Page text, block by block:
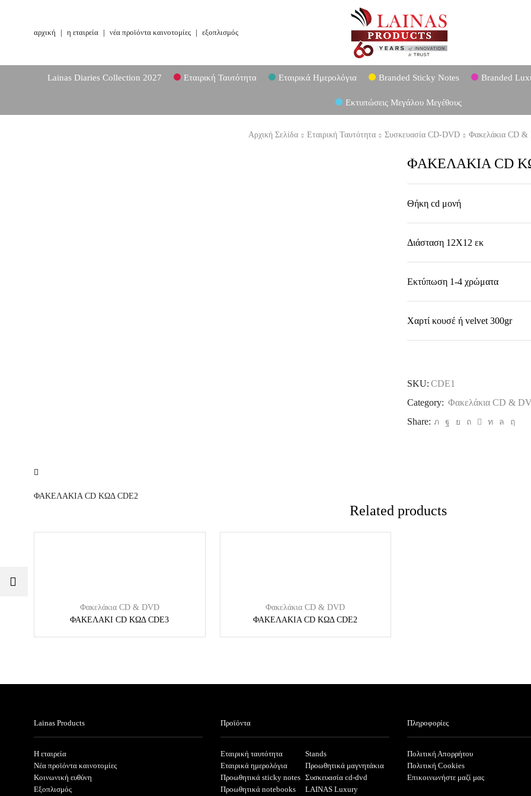
αρχική | η εταιρεία | νέα προϊόντα καινοτομίες | εξοπλισμός
Lainas Diaries Collection 2027 Εταιρική Ταυτότητα Εταιρικά Ημερολόγια Branded Sticky Notes Branded
Εκτυπώσεις Μεγάλου Μεγέθους
Αρχική Σελίδα Εταιρική Ταυτότητα Συσκευασία CD-DVD Φακελάκια CD &
ΦΑΚΕΛΑΚΙΑ CD
Θήκη cd μονή
Διάσταση 12Χ12 εκ
Eκτύπωση 1-4 χρώματα
Χαρτί κουσέ ή velvet 300gr
SKU: CDE1
Category: Φακελάκια CD &
Share:
ΦΑΚΕΛΑΚΙΑ CD ΚΩΔ CDE2
Related products
Φακελάκια CD & DVD
ΦΑΚΕΛΑΚΙ CD ΚΩΔ CDE3
Φακελάκια CD & DVD
ΦΑΚΕΛΑΚΙΑ CD ΚΩΔ CDE2
Lainas Products
Η εταιρεία
Νέα προϊόντα καινοτομίες
Κοινωνική ευθύνη
Εξοπλισμός
Προϊόντα
Εταιρική ταυτότητα
Εταιρικά ημερολόγια
Προωθητικά sticky notes
Προωθητικά notebooks
Stands
Προωθητικά μαγνητάκια
Συσκευασία cd-dvd
LAINAS Luxury
Πληροφορίες
Πολιτική Απορρήτου
Πολιτική Cookies
Επικοινωνήστε μαζί μας